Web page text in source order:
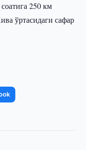
250 км
ўртасидаги сафар